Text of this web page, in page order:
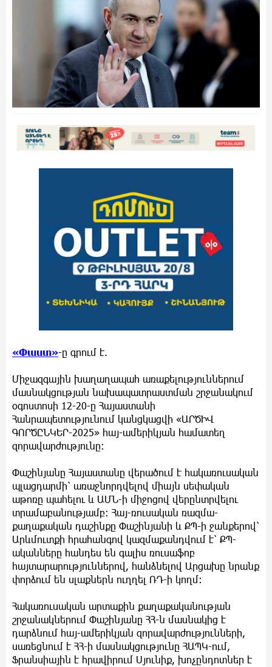
«Փաստ»-ը գրում է.
Միջազգային խաղաղապահ առաքելություններում
մասնակցության նախապատրաստման շրջանակում
օգոստոսի 12-20-ը Հայաստանի
Հանրապետությունում կանցկացվի «ԱՐԾԻՎ
ԳՈՐԾԸՆԿԵՐ-2025» հայ-ամերիկյան համատեղ
զորավարժությունը։
Փաշինյանը Հայաստանը վերածում է հակառուսական
պլացդարմի՝ առաջնորդվելով միայն սեփական
աթոռը պահելու և ԱՄՆ-ի միջոցով վերընտրվելու
տրամաբանությամբ։ Հայ-ռուսական ռազմա-
քաղաքական դաշինքը Փաշինյանի և ՔՊ-ի ջանքերով՝
Արևմուտքի հրահանգով կազմաքանդվում է՝ ՔՊ-
ականները հանդես են գալիս ռուսաֆոբ
հայտարարություններով, հանձնելով Արցախը նրանք
փորձում են սլաքներն ուղղել ՌԴ-ի կողմ։
Հակառուսական արտաքին քաղաքականության
շրջանակներում Փաշինյանը ՀՀ-ն մասնակից է
դարձնում հայ-ամերիկյան զորավարժությունների,
սառեցնում է ՀՀ-ի մասնակցությունը ՀԱՊԿ-ում,
Ֆրանսիային է հրավիրում Սյունիք, խոչընդոտներ է